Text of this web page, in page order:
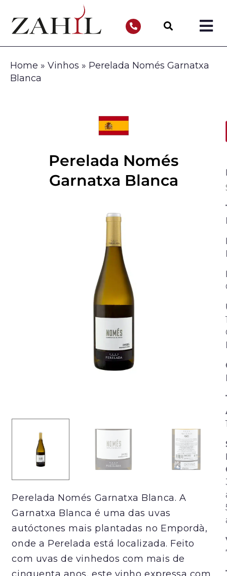
Home » Vinhos » Perelada Només Garnatxa
Blanca
Perelada Només
Garnatxa Blanca
Perelada Només Garnatxa Blanca. A
Garnatxa Blanca é uma das uvas
autóctones mais plantadas no Empordà,
onde a Perelada está localizada. Feito
com uvas de vinhedos com mais de